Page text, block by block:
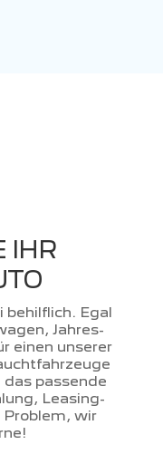
IHR
behilflich. Egal
Jahres-
einen unserer
passende
Leasing-
Problem, wir